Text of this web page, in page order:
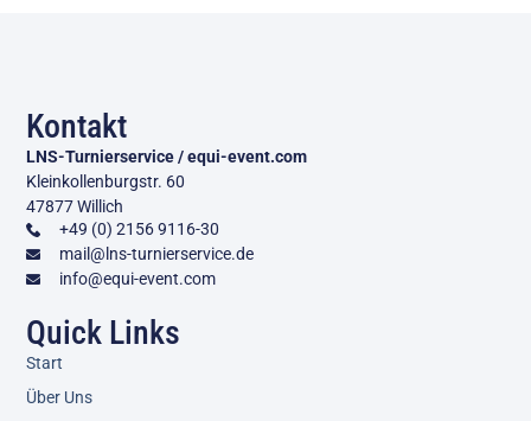
Quick Links
Start
Über Uns
Kontakt
LNS-Turnierservice / equi-event.com
Kleinkollenburgstr. 60
47877 Willich
+49 (0) 2156 9116-30
mail@lns-turnierservice.de
info@equi-event.com